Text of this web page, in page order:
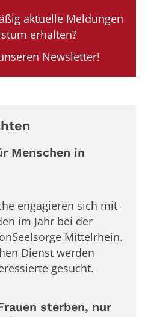
aktuelle Meldungen
erhalten?
Newsletter!
Menschen in
engagieren sich mit
im Jahr bei der
Mittelrhein.
Dienst werden
gesucht.
sterben, nur